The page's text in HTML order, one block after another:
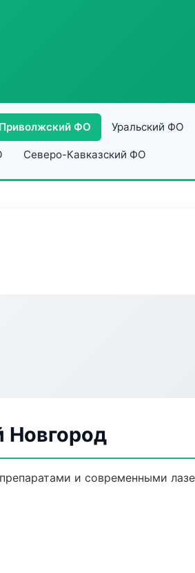
Приволжский ФО Уральский ФО
Северо-Кавказский ФО
и современными